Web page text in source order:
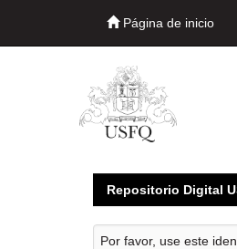
Página de inicio
Repositorio Digital
Por favor, use este